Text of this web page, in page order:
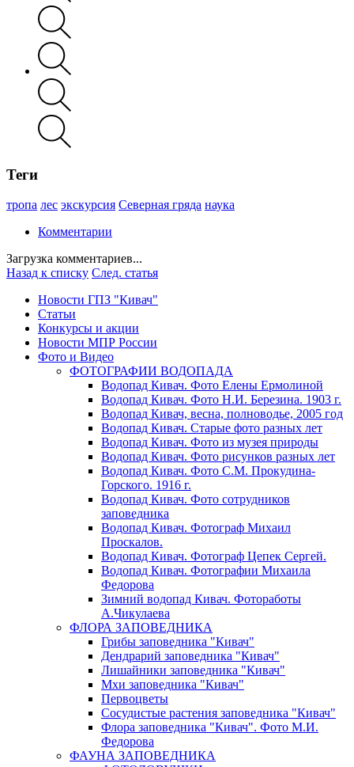
Теги
тропа лес экскурсия Северная гряда наука
Комментарии
Загрузка комментариев...
Назад к списку След. статья
Новости ГПЗ "Кивач"
Статьи
Конкурсы и акции
Новости МПР России
Фото и Видео
ФОТОГРАФИИ ВОДОПАДА
Водопад Кивач. Фото Елены Ермолиной
Водопад Кивач. Фото Н.И. Березина. 1903 г.
Водопад Кивач, весна, полноводье, 2005 год
Водопад Кивач. Старые фото разных лет
Водопад Кивач. Фото из музея природы
Водопад Кивач. Фото рисунков разных лет
Водопад Кивач. Фото С.М. Прокудина-
Горского. 1916 г.
Водопад Кивач. Фото сотрудников
заповедника
Водопад Кивач. Фотограф Михаил
Проскалов.
Водопад Кивач. Фотограф Цепек Сергей.
Водопад Кивач. Фотографии Михаила
Федорова
Зимний водопад Кивач. Фотоработы
А.Чикулаева
ФЛОРА ЗАПОВЕДНИКА
Грибы заповедника "Кивач"
Дендрарий заповедника "Кивач"
Лишайники заповедника "Кивач"
Мхи заповедника "Кивач"
Первоцветы
Сосудистые растения заповедника "Кивач"
Флора заповедника "Кивач". Фото М.И.
Федорова
ФАУНА ЗАПОВЕДНИКА